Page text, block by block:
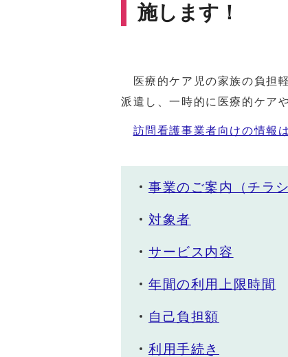
施します！
医療的ケア児の家族の負担
派遣し、一時的に医療的ケア
訪問看護事業者向けの情報
事業のご案内（チラシ
対象者
サービス内容
年間の利用上限時間
自己負担額
利用手続き